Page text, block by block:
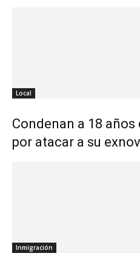
Local
Condenan a 18
por atacar a su
Inmigración